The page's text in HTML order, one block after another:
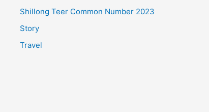
Shillong Teer Common Number 2023
Story
Travel